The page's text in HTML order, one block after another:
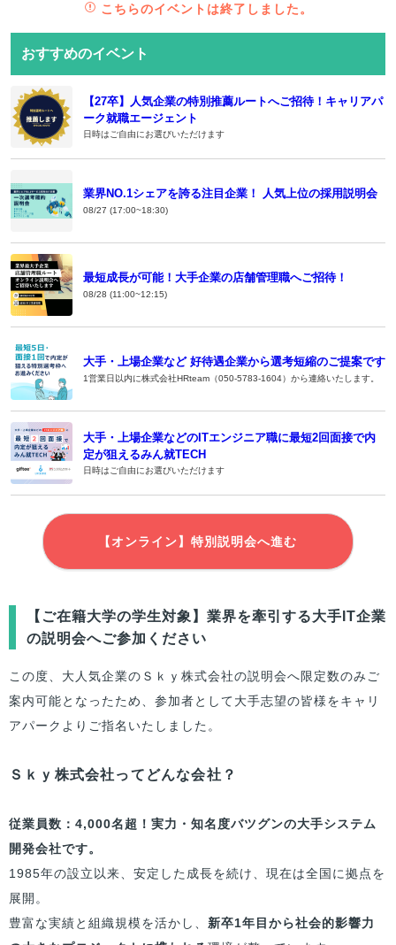
こちらのイベントは終了しました。
おすすめのイベント
【27卒】人気企業の特別推薦ルートへご招待！キャリアパ
ーク就職エージェント
日時はご自由にお選びいただけます
業界NO.1シェアを誇る注目企業！ 人気上位の採用説明会
08/27 (17:00~18:30)
最短成長が可能！大手企業の店舗管理職へご招待！
08/28 (11:00~12:15)
大手・上場企業など 好待遇企業から選考短縮のご提案です
1営業日以内に株式会社HRteam（050-5783-1604）から連絡いたします。
大手・上場企業などのITエンジニア職に最短2回面接で内
定が狙えるみん就TECH
日時はご自由にお選びいただけます
【オンライン】特別説明会へ進む
【 ご在籍大学の学生対象】業界を牽引する大手IT企業
の説明会へご参加ください
この度、大人気企業のＳｋｙ株式会社の説明会へ限定数のみご
案内可能となったため、参加者として大手志望の皆様をキャリ
アパークよりご指名いたしました。
Ｓｋｙ株式会社ってどんな会社？
従業員数：4,000名超！実力・知名度バツグンの大手システム
開発会社です。
1985年の設立以来、安定した成長を続け、現在は全国に拠点を
展開。
豊富な実績と組織規模を活かし、 新卒1年目から社会的影響力